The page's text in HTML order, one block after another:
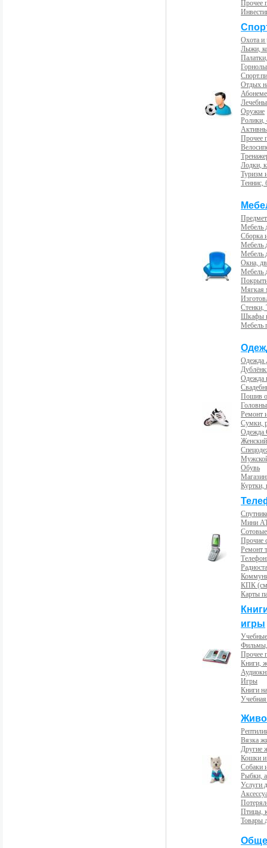
Прочее
Охота и
Лыжи,
Отдых
Оружие
Ролики,
Прочее
Лодки,
Туризм
Теннис,
Мебель
Сборка
Мебель
Мебель
Окна,
Мебель
Мягкая
Стенки,
Шкафы
Мебель
Одежда
Одежда
Пошив
Ремонт
Сумки,
Одежда
Обувь
Куртки,
Мини
Прочие
Ремонт
КПК
Карты
игры
Прочее
Книги,
Игры
Книги
Вязка
Другие
Кошки и
Собаки
Рыбки,
Услуги
Птицы,
Товары